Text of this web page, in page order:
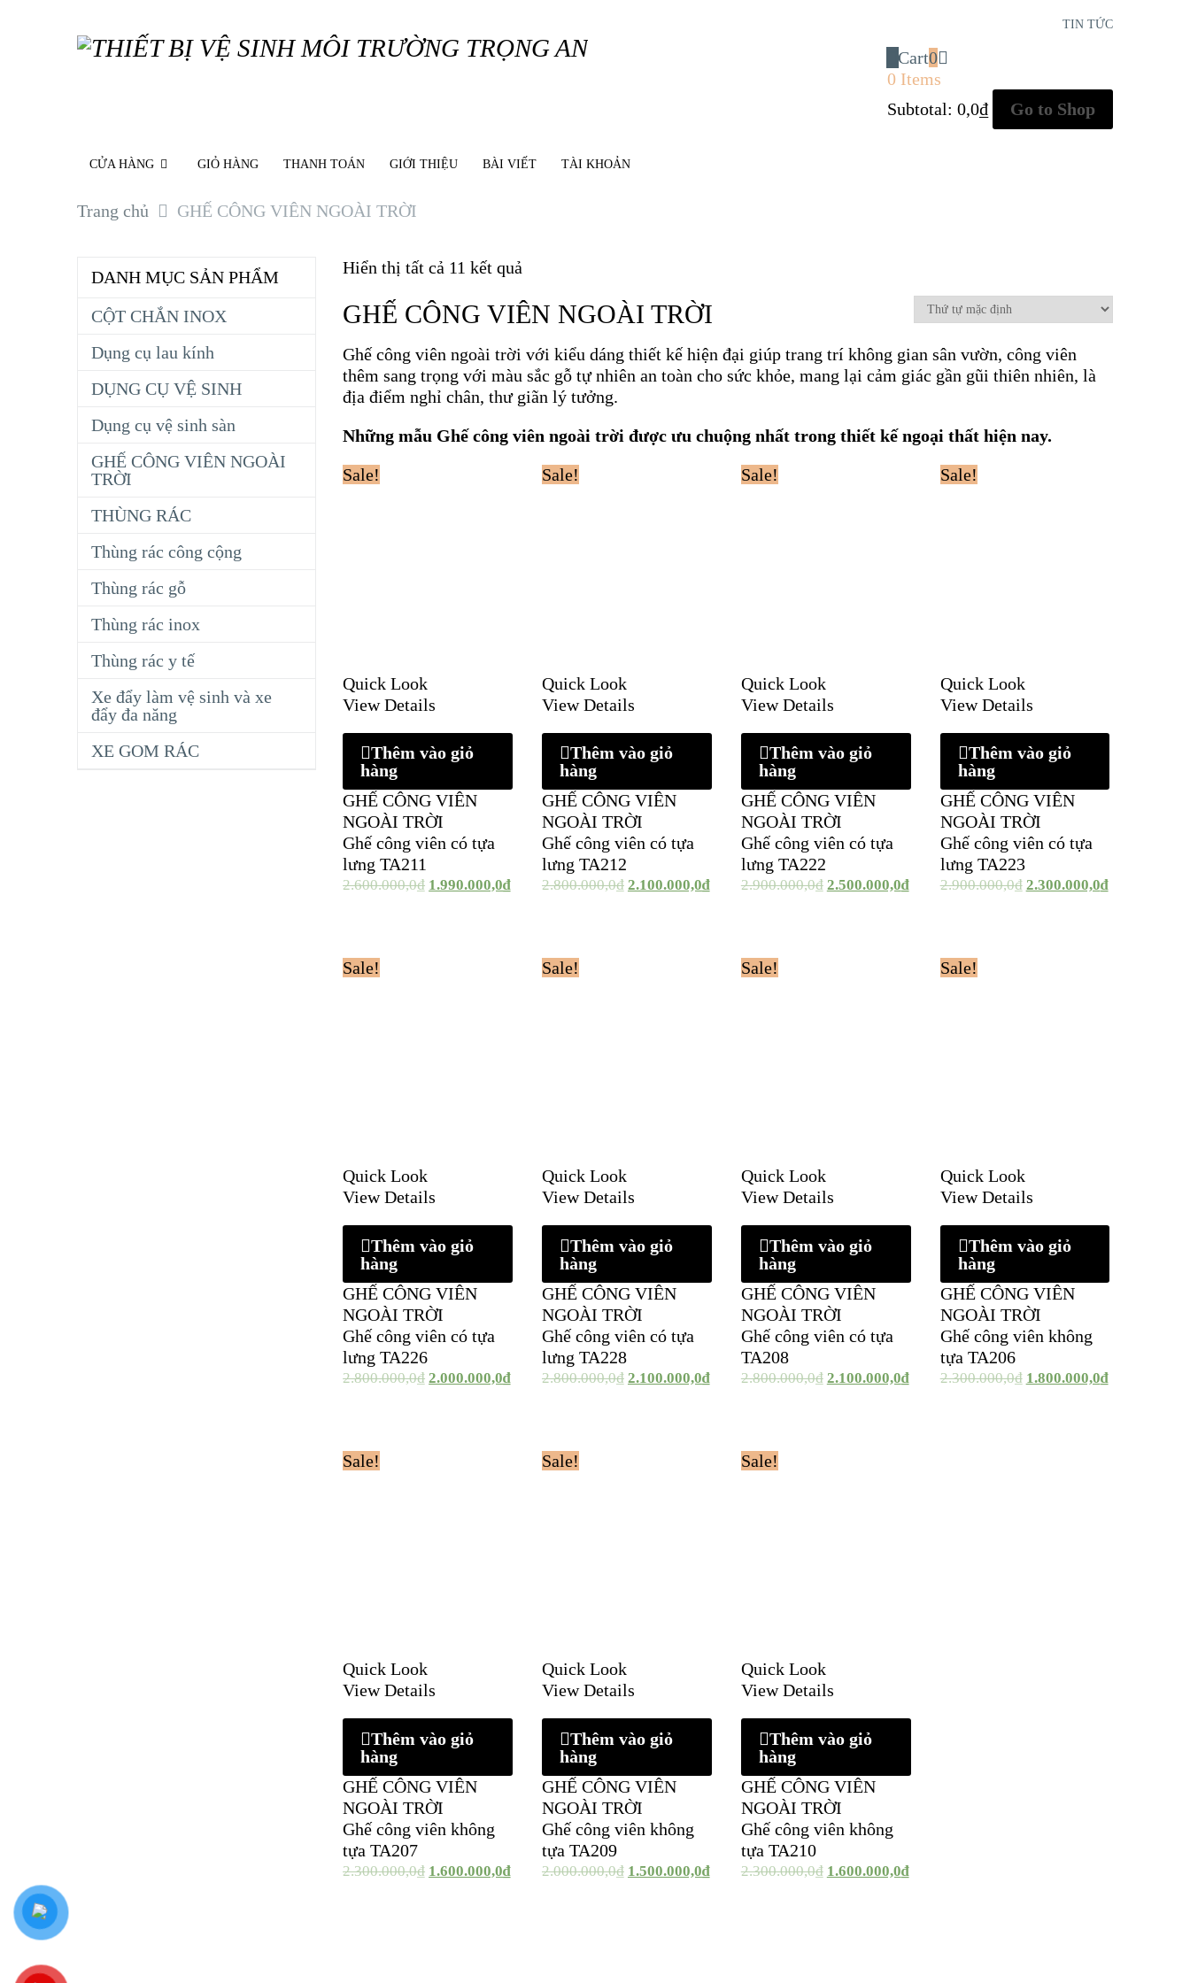
TIN TỨC
Cart0
0 Items
Subtotal: 0,0₫ Go to Shop
CỬA HÀNG GIỎ HÀNG THANH TOÁN GIỚI THIỆU BÀI VIẾT TÀI KHOẢN
Trang chủ GHẾ CÔNG VIÊN NGOÀI TRỜI
Hiển thị tất cả 11 kết quả
GHẾ CÔNG VIÊN NGOÀI TRỜI
Ghế công viên ngoài trời với kiểu dáng thiết kế hiện đại giúp trang trí không gian sân vườn, công viên
thêm sang trọng với màu sắc gỗ tự nhiên an toàn cho sức khỏe, mang lại cảm giác gần gũi thiên nhiên, là
địa điểm nghỉ chân, thư giãn lý tưởng.
Những mẫu Ghế công viên ngoài trời được ưu chuộng nhất trong thiết kế ngoại thất hiện nay.
Sale!
Quick Look
View Details
Thêm vào giỏ
hàng
GHẾ CÔNG VIÊN
NGOÀI TRỜI
Ghế công viên có tựa
lưng TA211
2.600.000,0₫ 1.990.000,0₫
Sale!
Quick Look
View Details
Thêm vào giỏ
hàng
GHẾ CÔNG VIÊN
NGOÀI TRỜI
Ghế công viên có tựa
lưng TA212
2.800.000,0₫ 2.100.000,0₫
Sale!
Quick Look
View Details
Thêm vào giỏ
hàng
GHẾ CÔNG VIÊN
NGOÀI TRỜI
Ghế công viên có tựa
lưng TA222
2.900.000,0₫ 2.500.000,0₫
Sale!
Quick Look
View Details
Thêm vào giỏ
hàng
GHẾ CÔNG VIÊN
NGOÀI TRỜI
Ghế công viên có tựa
lưng TA223
2.900.000,0₫ 2.300.000,0₫
Sale!
Quick Look
View Details
Thêm vào giỏ
hàng
GHẾ CÔNG VIÊN
NGOÀI TRỜI
Ghế công viên có tựa
lưng TA226
2.800.000,0₫ 2.000.000,0₫
Sale!
Quick Look
View Details
Thêm vào giỏ
hàng
GHẾ CÔNG VIÊN
NGOÀI TRỜI
Ghế công viên có tựa
lưng TA228
2.800.000,0₫ 2.100.000,0₫
Sale!
Quick Look
View Details
Thêm vào giỏ
hàng
GHẾ CÔNG VIÊN
NGOÀI TRỜI
Ghế công viên có tựa
TA208
2.800.000,0₫ 2.100.000,0₫
Sale!
Quick Look
View Details
Thêm vào giỏ
hàng
GHẾ CÔNG VIÊN
NGOÀI TRỜI
Ghế công viên không
tựa TA206
2.300.000,0₫ 1.800.000,0₫
Sale!
Quick Look
View Details
Thêm vào giỏ
hàng
GHẾ CÔNG VIÊN
NGOÀI TRỜI
Ghế công viên không
tựa TA207
2.300.000,0₫ 1.600.000,0₫
Sale!
Quick Look
View Details
Thêm vào giỏ
hàng
GHẾ CÔNG VIÊN
NGOÀI TRỜI
Ghế công viên không
tựa TA209
2.000.000,0₫ 1.500.000,0₫
Sale!
Quick Look
View Details
Thêm vào giỏ
hàng
GHẾ CÔNG VIÊN
NGOÀI TRỜI
Ghế công viên không
tựa TA210
2.300.000,0₫ 1.600.000,0₫
DANH MỤC SẢN PHẨM
CỘT CHẮN INOX
Dụng cụ lau kính
DỤNG CỤ VỆ SINH
Dụng cụ vệ sinh sàn
GHẾ CÔNG VIÊN NGOÀI
TRỜI
THÙNG RÁC
Thùng rác công cộng
Thùng rác gỗ
Thùng rác inox
Thùng rác y tế
Xe đẩy làm vệ sinh và xe
đẩy đa năng
XE GOM RÁC